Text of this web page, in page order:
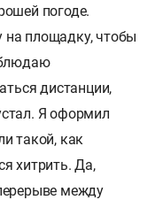
погоде.
на площадку, чтобы
дистанции,
Я оформил
такой, как
хитрить. Да,
между